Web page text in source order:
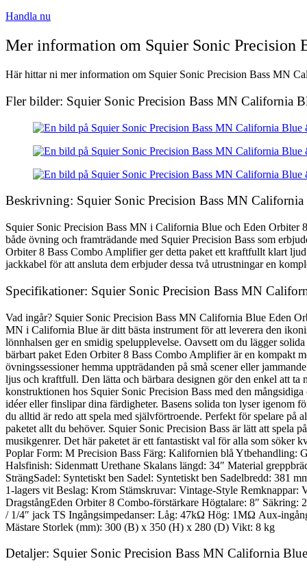
Handla nu
Mer information om Squier Sonic Precision
Här hittar ni mer information om Squier Sonic Precision Bass MN
Fler bilder: Squier Sonic Precision Bass MN California
Beskrivning: Squier Sonic Precision Bass MN
Squier Sonic Precision Bass MN i California Blue och Eden Orbiter
både övning och framträdande med Squier Precision Bass som
Orbiter 8 Bass Combo Amplifier ger detta paket ett kraftfullt klart
jackkabel för att ansluta dem erbjuder dessa två utrustningar en
Specifikationer: Squier Sonic Precision Bass MN
Vad ingår? Squier Sonic Precision Bass MN California Blue Eden
MN i California Blue är ditt bästa instrument för att leverera den
lönnhalsen ger en smidig spelupplevelse. Oavsett om du lägger
bärbart paket Eden Orbiter 8 Bass Combo Amplifier är en kompakt
övningssessioner hemma uppträdanden på små scener eller
ljus och kraftfull. Den lätta och bärbara designen gör den enkel att
konstruktionen hos Squier Sonic Precision Bass med den
idéer eller finslipar dina färdigheter. Basens solida ton lyser igenom
du alltid är redo att spela med självförtroende. Perfekt för spelare på
paketet allt du behöver. Squier Sonic Precision Bass är lätt att spela
musikgenrer. Det här paketet är ett fantastiskt val för alla som
Poplar Form: M Precision Bass Färg: Kalifornien blå Ytbehandling:
Halsfinish: Sidenmatt Urethane Skalans längd: 34″ Material
SträngSadel: Syntetiskt ben Sadel: Syntetiskt ben Sadelbredd: 381
1-lagers vit Beslag: Krom Stämskruvar: Vintage-Style
DragstångEden Orbiter 8 Combo-förstärkare Högtalare: 8″
/ 1/4″ jack TS Ingångsimpedanser: Låg: 47kΩ Hög: 1MΩ Aux-
Mästare Storlek (mm): 300 (B) x 350 (H) x 280 (D) Vikt: 8 kg
Detaljer: Squier Sonic Precision Bass MN California